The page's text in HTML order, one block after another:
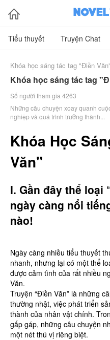

Tiểu thuyết Truyện Chat
Khóa học sáng tác tag "Điền Văn"
Khóa học sáng tác tag
Số người tham gia 4263
Những câu chuyện xoay quanh
nghiệp và quá trình trưởng thành...
Khóa Học
Văn"
I. Gần đây thể loại
ngày càng nổi
nào!
Ngày càng nhiều tiểu thuyết
nhanh, nhưng lại có một thể
được cảm tình của rất nhiều
Văn.
Truyện “Điền Văn” là những
thường nhật, việc phát triển
thành của nhân vật chính.
gấp gáp, những câu chuyện
một nét thú vị riêng biệt.